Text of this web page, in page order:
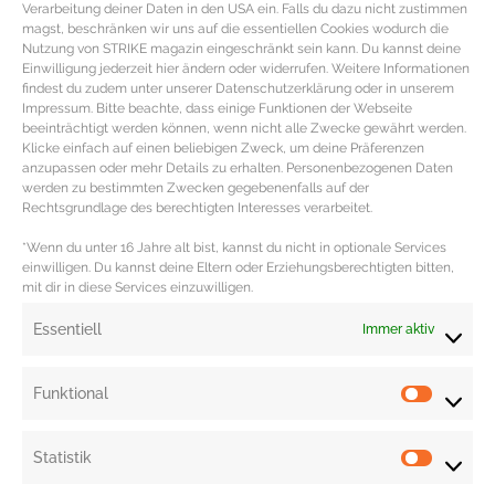
Verarbeitung deiner Daten in den USA ein. Falls du dazu nicht zustimmen
magst, beschränken wir uns auf die essentiellen Cookies wodurch die
Nutzung von STRIKE magazin eingeschränkt sein kann. Du kannst deine
Einwilligung jederzeit hier ändern oder widerrufen. Weitere Informationen
findest du zudem unter unserer Datenschutzerklärung oder in unserem
Impressum. Bitte beachte, dass einige Funktionen der Webseite
beeinträchtigt werden können, wenn nicht alle Zwecke gewährt werden.
Klicke einfach auf einen beliebigen Zweck, um deine Präferenzen
anzupassen oder mehr Details zu erhalten. Personenbezogenen Daten
werden zu bestimmten Zwecken gegebenenfalls auf der
Rechtsgrundlage des berechtigten Interesses verarbeitet.
*Wenn du unter 16 Jahre alt bist, kannst du nicht in optionale Services
einwilligen. Du kannst deine Eltern oder Erziehungsberechtigten bitten,
mit dir in diese Services einzuwilligen.
Essentiell Immer aktiv
Funktional
Statistik
wie Running aus atmungsaktivem trockenbleibendem Dri-FIT Material
inklusive Racerback, Rückenöffnung, Kompressionspassform und elastisches
Unterbrustband sowie perforierte bügellose Körbchen für optimale Belüftung
und Komfort (70% Nylon, 30% Elasthan, bzw. Futter mit 30% Spandex | 50 €).
Individuell gestaltbareFlyknit Air Max iD Laufschuhe von Nike mit guter
Dämpfung durch flexibles Air-Sole-Element und nahtlosem reibungslosen
Flyknit Obermaterial, das zudem Stabilität und Atmungsaktivität
Redaktion: Nina Ilnseher | Fotos: Beats by Dre, Jawbone, JD Sports, Nike,
Zalando, Zara, PR